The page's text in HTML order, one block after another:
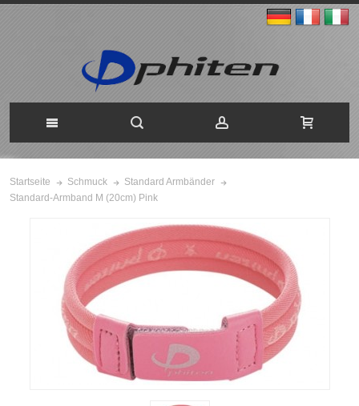
Startseite Schmuck
Standard Armbänder
Standard-Armband M (20cm) Pink